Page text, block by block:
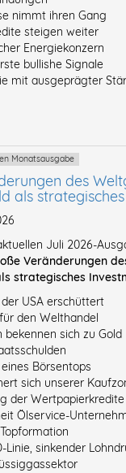
nimmt ihren Gang
steigen weiter
Energiekonzern
bullishe Signale
mit ausgeprägter
Monatsausgabe
des
als
Juli 2026-
Veränderungen
strategisches
USA erschüttert
den Welthandel
bekennen sich zu Gold
Börsentops
sich unserer
der Wertpapierkredite
Ölservice-
Linie, sinkender